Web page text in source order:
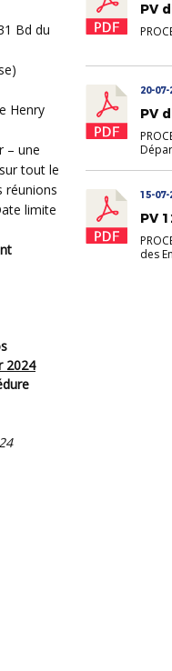
Bd du
Henry
– une
tout le
réunions
limite
2024
PV
20-07-
PV
15-07-
PV
des